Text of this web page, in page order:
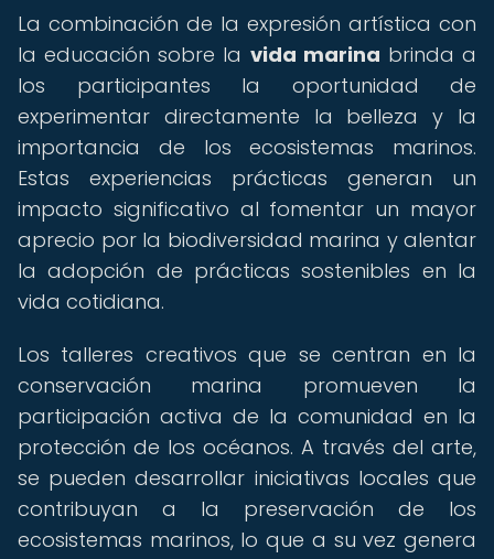
La combinación de la expresión artística con
la educación sobre la vida marina brinda a
los participantes la oportunidad de
experimentar directamente la belleza y la
importancia de los ecosistemas marinos.
Estas experiencias prácticas generan un
impacto significativo al fomentar un mayor
aprecio por la biodiversidad marina y alentar
la adopción de prácticas sostenibles en la
vida cotidiana.
Los talleres creativos que se centran en la
conservación marina promueven la
participación activa de la comunidad en la
protección de los océanos. A través del arte,
se pueden desarrollar iniciativas locales que
contribuyan a la preservación de los
ecosistemas marinos, lo que a su vez genera